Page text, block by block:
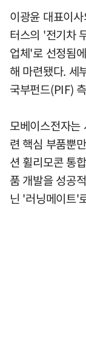
이광윤 대표이
터스의 '전기차
업체'로 선정됨
해 마련됐다. 세
국부펀드(PIF)
모베이스전자는
련 핵심 부품뿐
션 휠리모콘 통
품 개발을 성공
닌 '러닝메이트'